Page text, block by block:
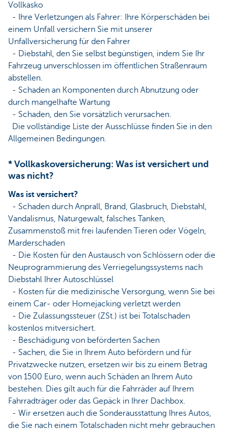
Vollkasko
- Ihre Verletzungen als Fahrer: Ihre Körperschäden bei
einem Unfall versichern Sie mit unserer
Unfallversicherung für den Fahrer
- Diebstahl, den Sie selbst begünstigen, indem Sie Ihr
Fahrzeug unverschlossen im öffentlichen Straßenraum
abstellen.
- Schaden an Komponenten durch Abnutzung oder
durch mangelhafte Wartung
- Schaden, den Sie vorsätzlich verursachen.
Die vollständige Liste der Ausschlüsse finden Sie in den
Allgemeinen Bedingungen.
* Vollkaskoversicherung: Was ist versichert und
was nicht?
Was ist versichert?
- Schaden durch Anprall, Brand, Glasbruch, Diebstahl,
Vandalismus, Naturgewalt, falsches Tanken,
Zusammenstoß mit frei laufenden Tieren oder Vögeln,
Marderschaden
- Die Kosten für den Austausch von Schlössern oder die
Neuprogrammierung des Verriegelungssystems nach
Diebstahl Ihrer Autoschlüssel
- Kosten für die medizinische Versorgung, wenn Sie bei
einem Car- oder Homejacking verletzt werden
- Die Zulassungssteuer (ZSt.) ist bei Totalschaden
kostenlos mitversichert.
- Beschädigung von beförderten Sachen
- Sachen, die Sie in Ihrem Auto befördern und für
Privatzwecke nutzen, ersetzen wir bis zu einem Betrag
von 1500 Euro, wenn auch Schäden an Ihrem Auto
bestehen. Dies gilt auch für die Fahrräder auf Ihrem
Fahrradträger oder das Gepäck in Ihrer Dachbox.
- Wir ersetzen auch die Sonderausstattung Ihres Autos,
die Sie nach einem Totalschaden nicht mehr gebrauchen